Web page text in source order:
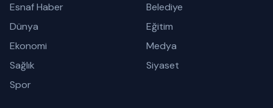
Esnaf Haber
Belediye
Dünya
Eğitim
Ekonomi
Medya
Sağlık
Siyaset
Spor